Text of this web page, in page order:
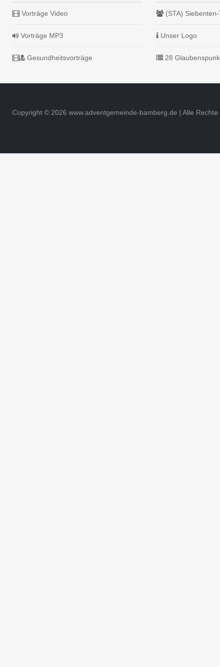
Vorträge Video
Vorträge MP3
Gesundheitsvorträge
(STA)
Unser Logo
28
Copyright © 2026 www.adventgemeinde-bamberg.de | Alle